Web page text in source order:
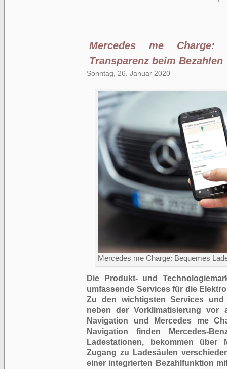
Mercedes me Charge:
Transparenz beim Bezahlen
Sonntag, 26. Januar 2020
Mercedes me Charge: Bequemes
Die Produkt- und
umfassende Services für die
Zu den wichtigsten Services
neben der Vorklimatisierung vor
Navigation und Mercedes me
Navigation finden Mercedes-
Ladestationen, bekommen über
Zugang zu Ladesäulen
einer integrierten Bezahlfunktion